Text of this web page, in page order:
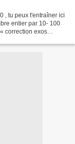
, tu peux t'entraîner ici
entier par 10- 100
correction exos